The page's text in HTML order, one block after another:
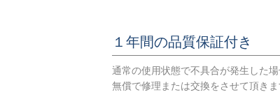
１年間の品質保証付き
通常の使用状態で不具合が発生した
無償で修理または交換をさせて頂きま